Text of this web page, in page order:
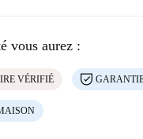
vous aurez :
VÉRIFIÉ